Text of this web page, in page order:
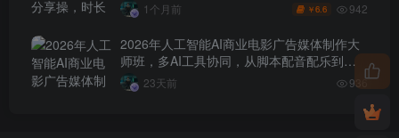
1个月前 ￥6.6 942
2026年人工智能AI商业电影广告媒体制作大
师班，多AI工具协同，从脚本配音配乐到电
影级短片、品牌广告全流程实战（中英字
幕）
23天前 936